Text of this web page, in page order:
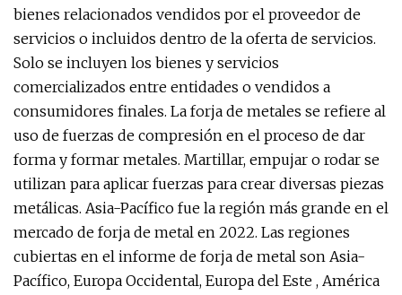
bienes relacionados vendidos por el proveedor de
servicios o incluidos dentro de la oferta de servicios.
Solo se incluyen los bienes y servicios
comercializados entre entidades o vendidos a
consumidores finales. La forja de metales se refiere al
uso de fuerzas de compresión en el proceso de dar
forma y formar metales. Martillar, empujar o rodar se
utilizan para aplicar fuerzas para crear diversas piezas
metálicas. Asia-Pacífico fue la región más grande en el
mercado de forja de metal en 2022. Las regiones
cubiertas en el informe de forja de metal son Asia-
Pacífico, Europa Occidental, Europa del Este , América